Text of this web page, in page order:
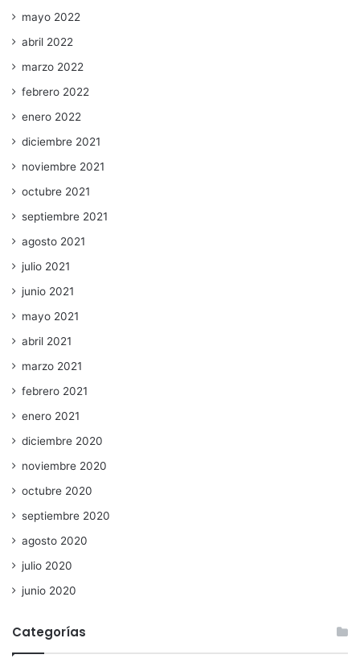
mayo 2022
abril 2022
marzo 2022
febrero 2022
enero 2022
diciembre 2021
noviembre 2021
octubre 2021
septiembre 2021
agosto 2021
julio 2021
junio 2021
mayo 2021
abril 2021
marzo 2021
febrero 2021
enero 2021
diciembre 2020
noviembre 2020
octubre 2020
septiembre 2020
agosto 2020
julio 2020
junio 2020
Categorías